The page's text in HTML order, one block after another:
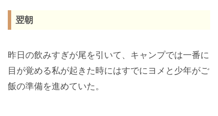
翌朝
昨日の飲みすぎが尾を引いて、キャンプでは一番に
目が覚める私が起きた時にはすでにヨメと少年がご
飯の準備を進めていた。